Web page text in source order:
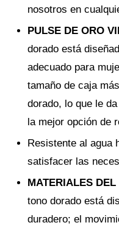
nosotros en
PULSE DE ORO
dorado está
adecuado para
tamaño de caja
dorado, lo que le
la mejor opción de
Resistente al agua
satisfacer las
MATERIALES
tono dorado está
duradero; el